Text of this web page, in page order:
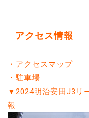
アクセス情報
・アクセスマップ
・駐車場
▼ 2024明治安田J3リ
報